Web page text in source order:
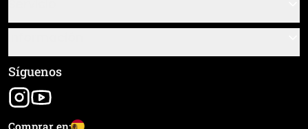
Sobre nosotros
Resumen de materiales
Seguimiento de envío
Términos y condiciones generales (CGC)
Aviso legal
Síguenos
Comprar en: